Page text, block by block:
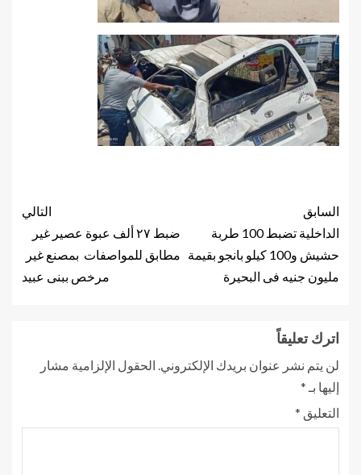
السابق
الداخلية تضبط 100 طربة
حشيش و100 كيلو بانجو بقيمة
مليون جنيه فى البحيرة
التالي
ضبط ٢٧ ألف عبوة عصير غير
مطابق للمواصفات بمصنع غير
مرخص ببنى عبيد
اترك تعليقاً
لن يتم نشر عنوان بريدك الإلكتروني. الحقول الإلزامية مشار
إليها بـ *
التعليق *